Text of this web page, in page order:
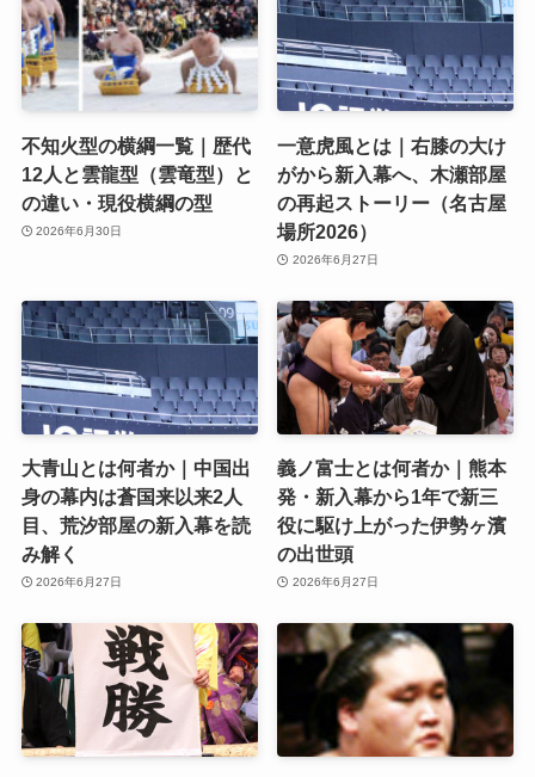
不知火型の横綱一覧｜歴代
12人と雲龍型（雲竜型）と
の違い・現役横綱の型
2026年6月30日
一意虎風とは｜右膝の大け
がから新入幕へ、木瀬部屋
の再起ストーリー（名古屋
場所2026）
2026年6月27日
大青山とは何者か｜中国出
身の幕内は蒼国来以来2人
目、荒汐部屋の新入幕を読
み解く
2026年6月27日
義ノ富士とは何者か｜熊本
発・新入幕から1年で新三
役に駆け上がった伊勢ヶ濱
の出世頭
2026年6月27日